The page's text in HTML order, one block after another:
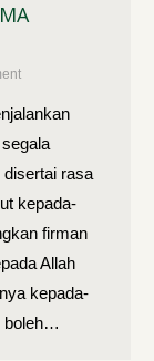
disertai rasa
kepada-
firman
Allah
kepada-
boleh…